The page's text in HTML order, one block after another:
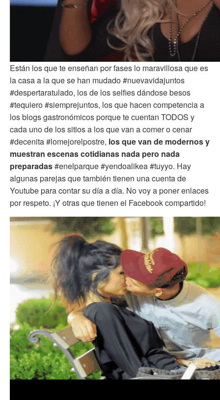
Están los que te enseñan por fases lo maravillosa que es
la casa a la que se han mudado #nuevavidajuntos
#despertaratulado, los de los selfies dándose besos
#tequiero #siemprejuntos, los que hacen competencia a
los blogs gastronómicos porque te cuentan TODOS y
cada uno de los sitios a los que van a comer o cenar
#decenita #lomejorelpostre, los que van de modernos y
muestran escenas cotidianas nada pero nada
preparadas#enelparque #yendoalikea #tuyyo. Hay
algunas parejas que también tienen una cuenta de
Youtube para contar su día a día. No voy a poner enlaces
por respeto. ¡Y otras que tienen el Facebook compartido!